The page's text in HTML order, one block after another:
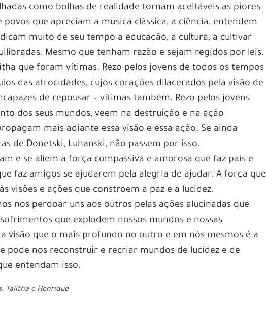
como bolhas de realidade tornam aceitáveis as piores
povos que apreciam a música clássica, a ciência, entendem
muito de seu tempo a educação, a cultura, a cultivar
Mesmo que tenham razão e sejam regidos por leis.
que foram vítimas. Rezo pelos jovens de todos os tempos
das atrocidades, cujos corações dilacerados pela visão de
de repousar – vítimas também. Rezo pelos jovens
dos seus mundos, veem na destruição e na ação
mais adiante essa visão e essa ação. Se ainda
de Donetski, Luhanski, não passem por isso.
e se aliem a força compassiva e amorosa que faz pais e
faz amigos se ajudarem pela alegria de ajudar. A força que
visões e ações que constroem a paz e a lucidez.
nos perdoar uns aos outros pelas ações alucinadas que
que explodem nossos mundos e nossas
visão que o mais profundo no outro e em nós mesmos é a
pode nos reconstruir e recriar mundos de lucidez e de
entendam isso.
Talitha e Henrique